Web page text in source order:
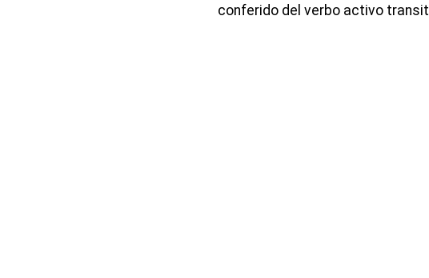
conferido del verbo activo